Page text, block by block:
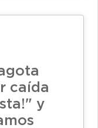
caída
y